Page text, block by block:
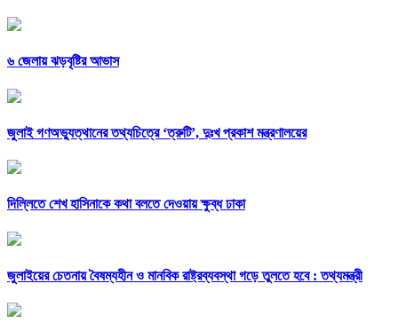
৬ জেলায় ঝড়বৃষ্টির আভাস
জুলাই গণঅভ্যুত্থানের তথ্যচিত্রে ‘ত্রুটি’, দুঃখ প্রকাশ মন্ত্রণালয়ের
দিল্লিতে শেখ হাসিনাকে কথা বলতে দেওয়ায় ক্ষুব্ধ ঢাকা
জুলাইয়ের চেতনায় বৈষম্যহীন ও মানবিক রাষ্ট্রব্যবস্থা গড়ে তুলতে হবে : তথ্যমন্ত্রী